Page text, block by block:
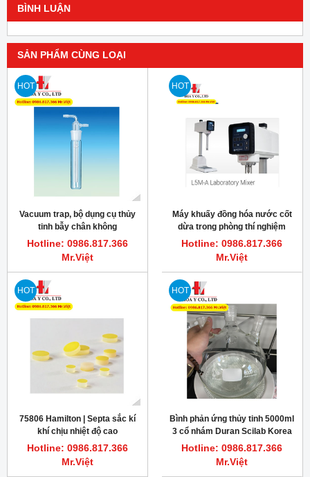
BÌNH LUẬN
SẢN PHẨM CÙNG LOẠI
HOT
Vacuum trap, bộ dụng cụ thủy
tinh bẫy chân không
Hotline: 0986.817.366
Mr.Việt
HOT
Máy khuấy đồng hóa nước cốt
dừa trong phòng thí nghiệm
L5MA Silverson
Hotline: 0986.817.366
Mr.Việt
HOT
75806 Hamilton | Septa sắc kí
khí chịu nhiệt độ cao
PTFE/silicone rubber 12.7 mm
Hotline: 0986.817.366
Mr.Việt
HOT
Bình phản ứng thủy tinh 5000ml
3 cổ nhám Duran Scilab Korea
Hotline: 0986.817.366
Mr.Việt